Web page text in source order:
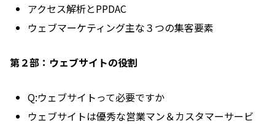
アクセス解析とPPDAC
ウェブマーケティング主な３つの集客要素
第２部：ウェブサイトの役割
Q:ウェブサイトって必要ですか
ウェブサイトは優秀な営業マン＆カスタマーサービ